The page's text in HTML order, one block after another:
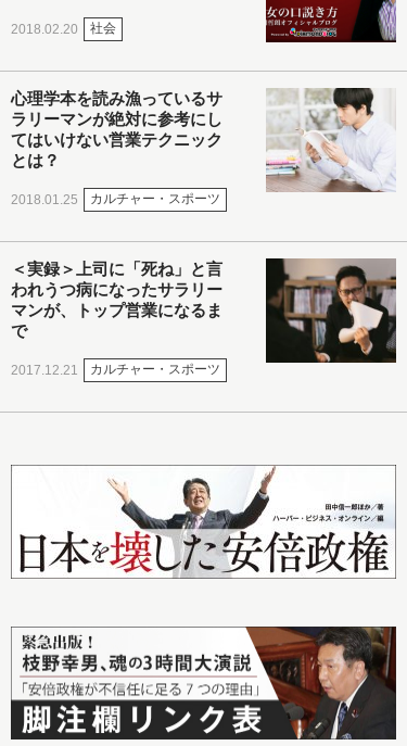
2018.02.20 社会
心理学本を読み漁っているサ
ラリーマンが絶対に参考にし
てはいけない営業テクニック
とは？
2018.01.25 カルチャー・スポーツ
＜実録＞上司に「死ね」と言
われうつ病になったサラリー
マンが、トップ営業になるま
で
2017.12.21 カルチャー・スポーツ